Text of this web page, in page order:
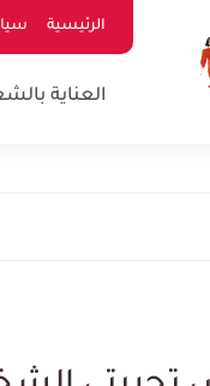
الرئيسية
العناية